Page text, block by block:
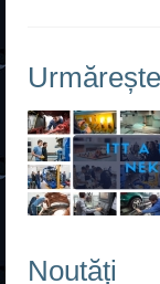
Profesori
Galerie
Contact
Noutăți